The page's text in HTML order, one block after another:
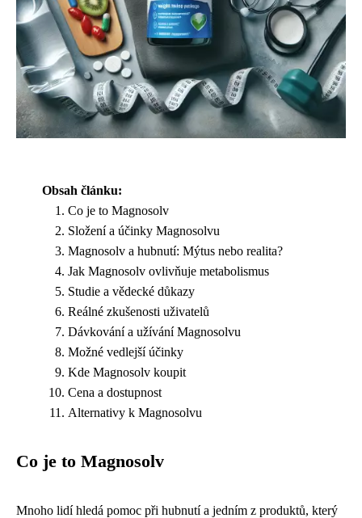
Obsah článku:
Co je to Magnosolv
Složení a účinky Magnosolvu
Magnosolv a hubnutí: Mýtus nebo realita?
Jak Magnosolv ovlivňuje metabolismus
Studie a vědecké důkazy
Reálné zkušenosti uživatelů
Dávkování a užívání Magnosolvu
Možné vedlejší účinky
Kde Magnosolv koupit
Cena a dostupnost
Alternativy k Magnosolvu
Co je to Magnosolv
Mnoho lidí hledá pomoc při hubnutí a jedním z produktů, který